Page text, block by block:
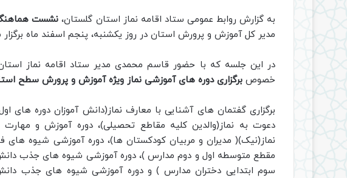
به گزارش روابط عمومی ستاد اقامه نماز استان گلستان، نشست
مدیر کل آموزش و پرورش استان در روز یکشنبه، پنجم اسفند ماه
در این جلسه که با حضور قاسم محمدی مدیر ستاد اقامه نماز
خصوص برگزاری دوره های آموزشی نماز ویژه آموزش و پرورش سطح
برگزاری گفتمان های آشنایی با معارف نماز(دانش آموزان دوره
دعوت به نماز(والدین کلیه مقاطع تحصیلی)، دوره آموزش و
نماز(نیک)( مدیران و مربیان کودکستان ها)، دوره آموزشی شیوه
مقطع متوسطه اول و دوم مدارس )، دوره آموزشی شیوه های جذب دانش
سوم ابتدایی دختران مدارس ) و دوره آموزشی شیوه های جذب دانش